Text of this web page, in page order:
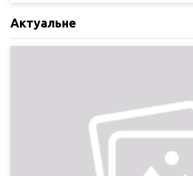
Актуальне